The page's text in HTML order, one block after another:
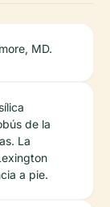
MD.
de la
La
a pie.